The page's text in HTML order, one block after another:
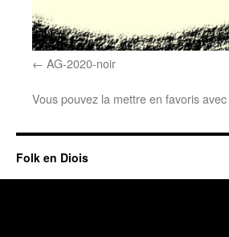
AG-2020-noir
Vous pouvez la mettre en favoris avec
Folk en Diois